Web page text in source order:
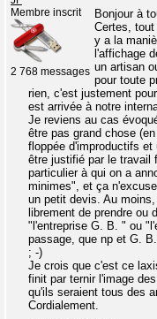
Membre inscrit
2 768 messages
Bonjour à
Certes, tout
y a la
l'affichage
un artisan
pour toute
rien, c'est justement
est arrivée à notre
Je reviens au cas
être pas grand chose
floppée d'improductifs
être justifié par le travail
particulier à qui on a
minimes", et ça
un petit devis. Au
librement de prendre ou
"l'entreprise G. B. " ou
passage, que np et G.
; -)
Je crois que c'est ce
finit par ternir l'image
qu'ils seraient tous des
Cordialement.